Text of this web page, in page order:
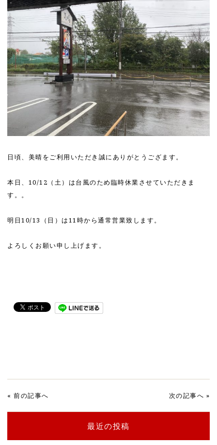
日頃、美晴をご利用いただき誠にありがとうござます。
本日、10/12（土）は台風のため臨時休業させていただきま
す。。
明日10/13（日）は11時から通常営業致します。
よろしくお願い申し上げます。
« 前の記事へ 次の記事へ »
最近の投稿